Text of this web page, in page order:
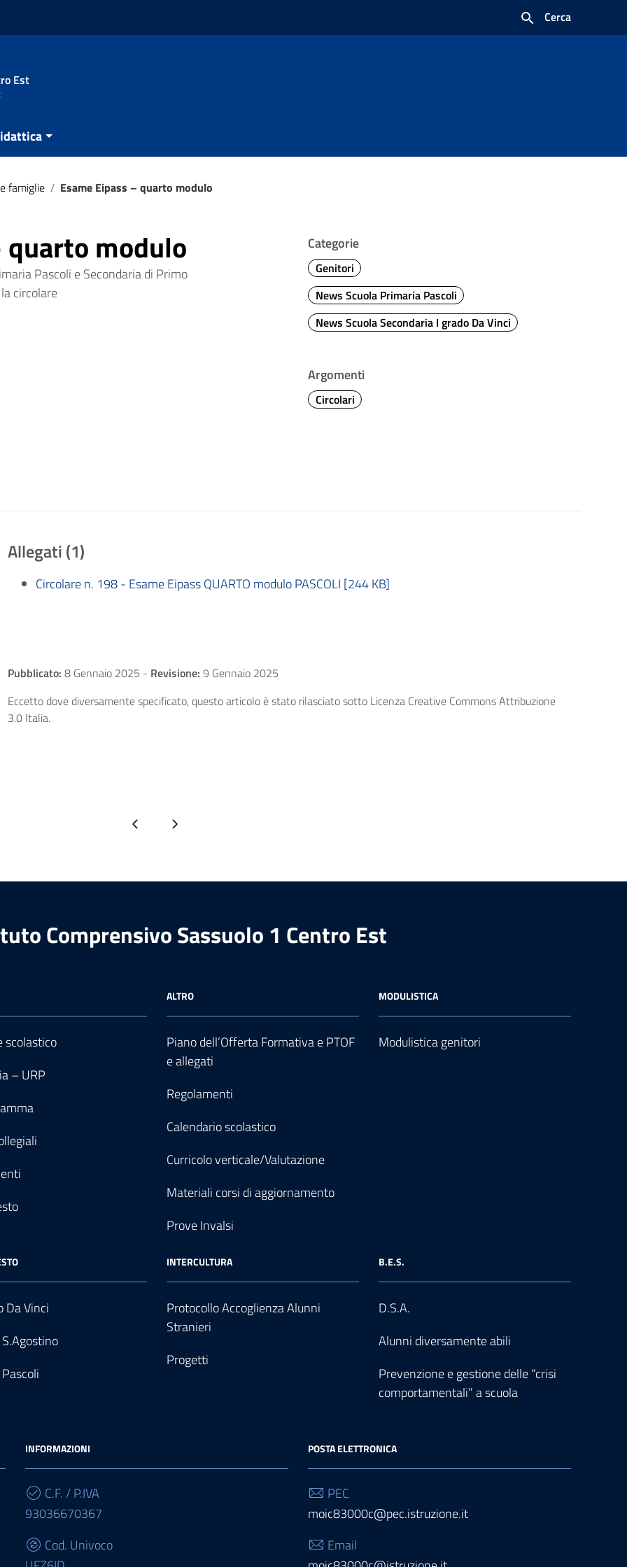
Cerca
Est
famiglie / Esame Eipass – quarto modulo
quarto modulo
Pascoli e Secondaria di Primo
circolare
Categorie
Genitori
News Scuola Primaria Pascoli
News Scuola Secondaria I grado Da Vinci
Argomenti
Circolari
Allegati (1)
Circolare n. 198 - Esame Eipass QUARTO modulo PASCOLI [244 KB]
Pubblicato: 8 Gennaio 2025 - Revisione: 9 Gennaio 2025
Eccetto dove diversamente specificato, questo articolo è stato rilasciato sotto Licenza Creative Commons Attribuzione
3.0 Italia.
Pagina precedentePagina successiva
Comprensivo Sassuolo 1 Centro Est
scolastico
– URP
ALTRO
Piano dell’Offerta Formativa e PTOF
e allegati
Regolamenti
Calendario scolastico
Curricolo verticale/Valutazione
Materiali corsi di aggiornamento
Prove Invalsi
MODULISTICA
Modulistica genitori
Da Vinci
INTERCULTURA
Protocollo Accoglienza Alunni
Stranieri
Progetti
B.E.S.
D.S.A.
Alunni diversamente abili
Prevenzione e gestione delle “crisi
comportamentali” a scuola
INFORMAZIONI
C.F. / P.IVA
93036670367
Cod. Univoco
POSTA ELETTRONICA
PEC
moic83000c@pec.istruzione.it
Email